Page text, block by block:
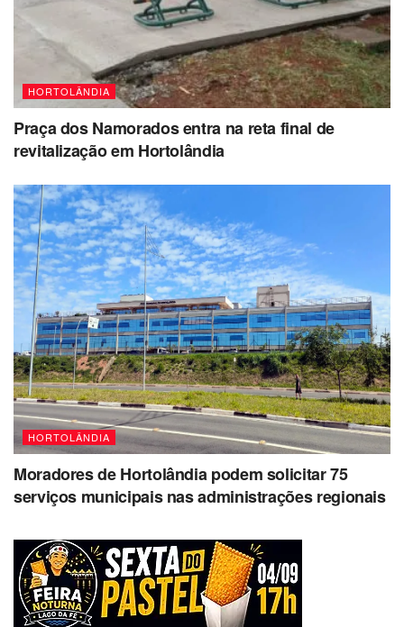
HORTOLÂNDIA
Praça dos Namorados entra na reta final de
revitalização em Hortolândia
HORTOLÂNDIA
Moradores de Hortolândia podem solicitar 75
serviços municipais nas administrações regionais